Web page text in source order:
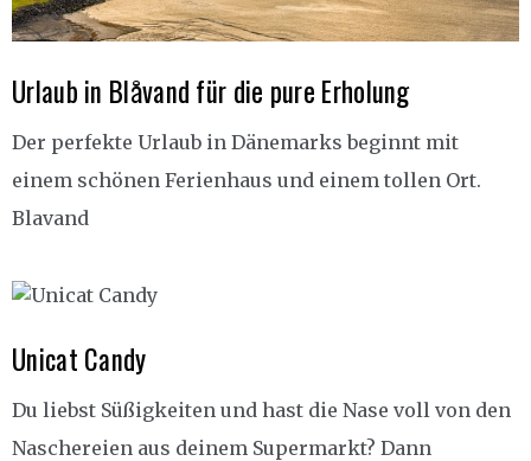
Urlaub in Blåvand für die pure Erholung
Der perfekte Urlaub in Dänemarks beginnt mit
einem schönen Ferienhaus und einem tollen Ort.
Blavand
Unicat Candy
Du liebst Süßigkeiten und hast die Nase voll von den
Naschereien aus deinem Supermarkt? Dann